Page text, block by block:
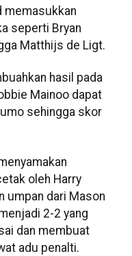
memasukkan
seperti Bryan
Matthijs de Ligt.
hasil pada
Mainoo dapat
sehingga skor
oleh Harry
umpan dari Mason
2-2 yang
dan membuat
adu penalti.